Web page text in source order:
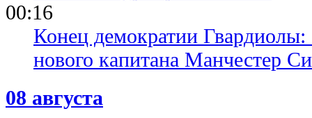
00:16
Конец демократии
нового капитана Манчестер
08 августа